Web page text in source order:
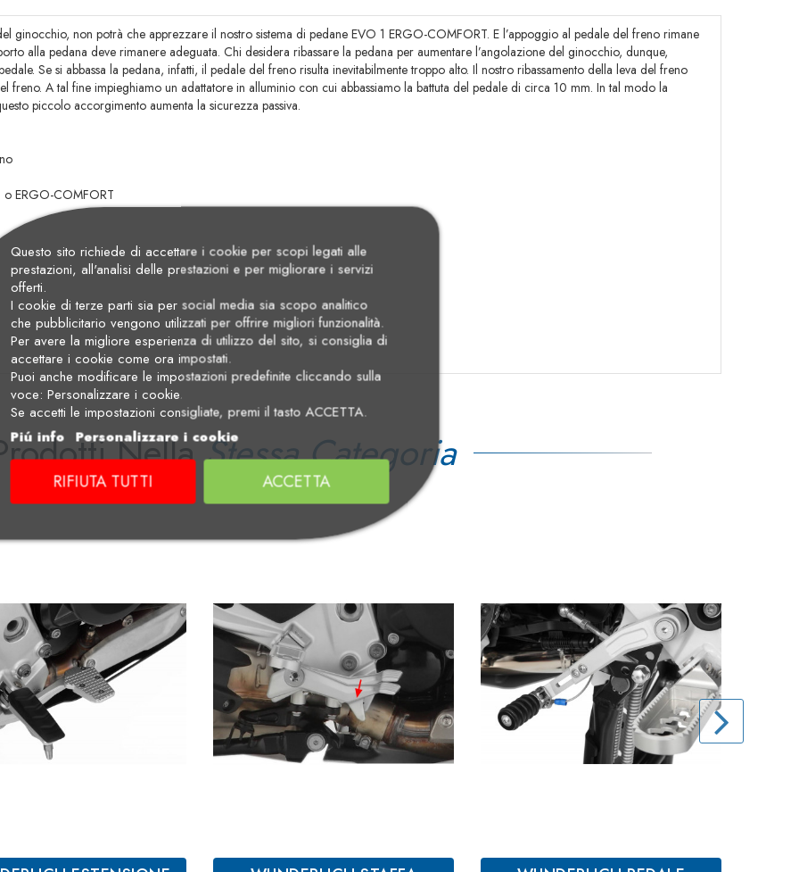
ginocchio, non potrà che apprezzare il nostro sistema di pedane EVO 1 ERGO-COMFORT. E l’appoggio al pedale del freno rimane
alla pedana deve rimanere adeguata. Chi desidera ribassare la pedana per aumentare l’angolazione del ginocchio, dunque,
Se si abbassa la pedana, infatti, il pedale del freno risulta inevitabilmente troppo alto. Il nostro ribassamento della leva del freno
freno. A tal fine impieghiamo un adattatore in alluminio con cui abbassiamo la battuta del pedale di circa 10 mm. In tal modo la
piccolo accorgimento aumenta la sicurezza passiva.
o ERGO-COMFORT
NellaStessa Categoria
Questo sito richiede di accettare i cookie per scopi legati alle
prestazioni, all'analisi delle prestazioni e per migliorare i servizi
offerti.
I cookie di terze parti sia per social media sia scopo analitico
che pubblicitario vengono utilizzati per offrire migliori funzionalità.
Per avere la migliore esperienza di utilizzo del sito, si consiglia di
accettare i cookie come ora impostati.
Puoi anche modificare le impostazioni predefinite cliccando sulla
voce: Personalizzare i cookie.
Se accetti le impostazioni consigliate, premi il tasto ACCETTA.
Piú info Personalizzare i cookie
RIFIUTA TUTTI ACCETTA